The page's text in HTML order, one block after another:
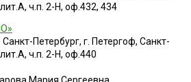
ч.п. 2-Н, оф.432, 434
Петербург, г. Петергоф, Санкт-
ч.п. 2-Н, оф.440
Мария Сергеевна